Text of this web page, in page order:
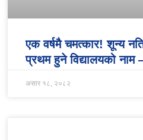
एक वर्षमै चमत्कार! शून्य
प्रथम हुने विद्यालयको नाम
असार १८, २०८२